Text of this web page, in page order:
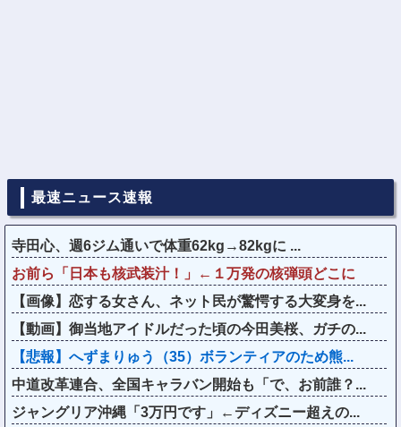
最速ニュース速報
寺田心、週6ジム通いで体重62kg→82kgに ...
お前ら「日本も核武装汁！」←１万発の核弾頭どこに
【画像】恋する女さん、ネット民が驚愕する大変身を...
【動画】御当地アイドルだった頃の今田美桜、ガチの...
【悲報】へずまりゅう（35）ボランティアのため熊...
中道改革連合、全国キャラバン開始も「で、お前誰？...
ジャングリア沖縄「3万円です」←ディズニー超えの...